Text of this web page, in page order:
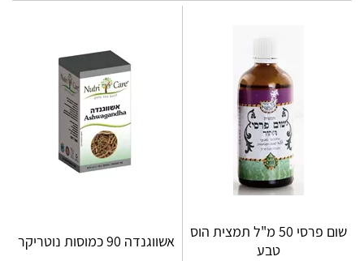
שום פרסי 50 מ"ל תמצית הוס
טבע
אשווגנדה 90 כמוסות נוטריקר